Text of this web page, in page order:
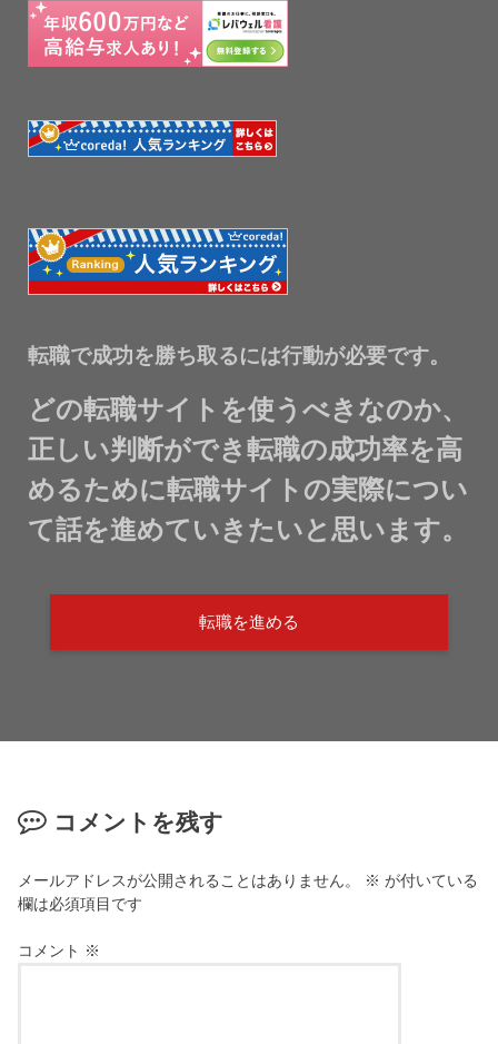
転職で成功を勝ち取るには行動が必要です。
どの転職サイトを使うべきなのか、
正しい判断ができ転職の成功率を高
めるために転職サイトの実際につい
て話を進めていきたいと思います。
転職を進める
コメントを残す
メールアドレスが公開されることはありません。 ※ が付いている
欄は必須項目です
コメント ※